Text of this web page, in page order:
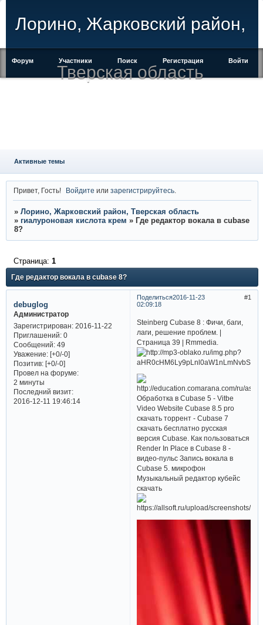
Лорино, Жарковский район,
Тверская область
Форум Участники Поиск Регистрация Войти
Активные темы
Привет, Гость! Войдите илизарегистрируйтесь
» Лорино, Жарковский район, Тверская область
» гиалуроновая кислота крем » Где редактор вокала в cubase
8?
Где редактор вокала в cubase 8?
Страница: 1
Поделиться 1
2016-11-23
02:09:18
debuglog
Администратор
Зарегистрирован: 2016-11-22
Приглашений:0
Сообщений:49
Уважение: [+0/-0]
Позитив: [+0/-0]
Провел на форуме:
2 минуты
Последний визит:
2016-12-11 19:46:14
Steinberg Cubase 8 : Фичи, баги,
лаги, решение проблем. |
Страница 39 | Rmmedia.
Обработка в Cubase 5 - Vitbe
Video Website Cubase 8.5 pro
скачать торрент - Cubase 7
скачать бесплатно русская
версия Cubase. Как пользоваться
Render In Place в Cubase 8 -
видео-пульс Запись вокала в
Cubase 5. микрофон
Музыкальный редактор кубейс
скачать